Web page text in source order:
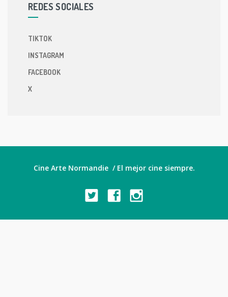
REDES SOCIALES
TIKTOK
INSTAGRAM
FACEBOOK
X
Cine Arte Normandie / El mejor cine siempre.